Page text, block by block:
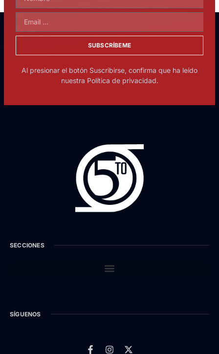
SUBSCRÍBEME
Al presionar el botón Suscribirse, confirma que ha leído
nuestra Política de privacidad.
SECCIONES
SÍGUENOS